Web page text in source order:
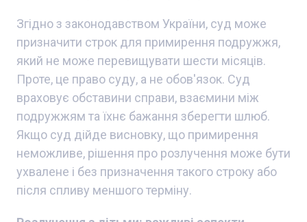
Згідно з законодавством України, суд може
призначити строк для примирення подружжя,
який не може перевищувати шести місяців.
Проте, це право суду, а не обов'язок. Суд
враховує обставини справи, взаємини між
подружжям та їхнє бажання зберегти шлюб.
Якщо суд дійде висновку, що примирення
неможливе, рішення про розлучення може бути
ухвалене і без призначення такого строку або
після спливу меншого терміну.